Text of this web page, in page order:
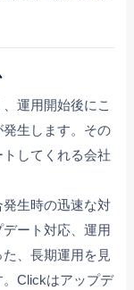
運用開始後にこ
生します。その
してくれる会社
生時の迅速な対
ート対応、運用
、長期運用を見
Clickはアップデ